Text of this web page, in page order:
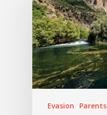
Evasion Parents